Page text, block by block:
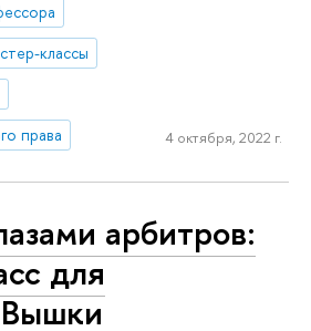
классы
права
4 октября, 2022 г.
арбитров:
для
Вышки